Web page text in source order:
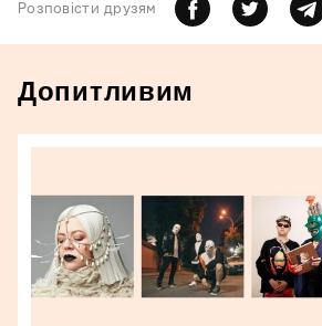
Розповiсти друзям
Допитливим